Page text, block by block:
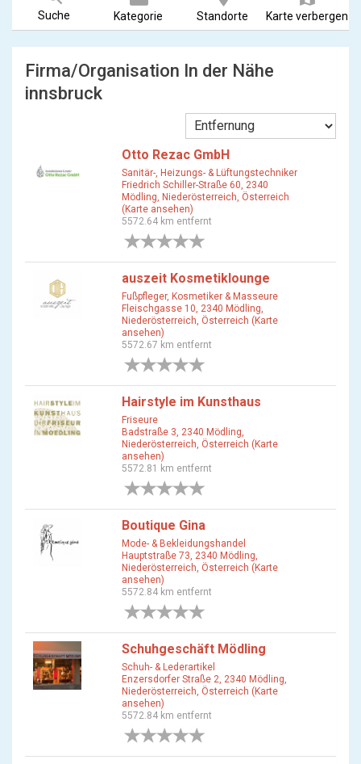
Suche Kategorie Standorte Karte verbergen
Firma/Organisation In der Nähe
innsbruck
Otto Rezac GmbH
Sanitär-, Heizungs- & Lüftungstechniker
Friedrich Schiller-Straße 60, 2340
Mödling, Niederösterreich, Österreich
(Karte ansehen)
5572.64 km entfernt
auszeit Kosmetiklounge
Fußpfleger, Kosmetiker & Masseure
Fleischgasse 10, 2340 Mödling,
Niederösterreich, Österreich (Karte
ansehen)
5572.67 km entfernt
Hairstyle im Kunsthaus
Friseure
Badstraße 3, 2340 Mödling,
Niederösterreich, Österreich (Karte
ansehen)
5572.81 km entfernt
Boutique Gina
Mode- & Bekleidungshandel
Hauptstraße 73, 2340 Mödling,
Niederösterreich, Österreich (Karte
ansehen)
5572.84 km entfernt
Schuhgeschäft Mödling
Schuh- & Lederartikel
Enzersdorfer Straße 2, 2340 Mödling,
Niederösterreich, Österreich (Karte
ansehen)
5572.84 km entfernt